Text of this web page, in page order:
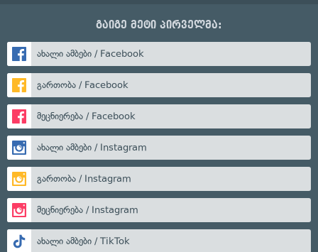
გაიგე მეტი პირველმა:
ახალი ამბები / Facebook
გართობა / Facebook
მეცნიერება / Facebook
ახალი ამბები / Instagram
გართობა / Instagram
მეცნიერება / Instagram
ახალი ამბები / TikTok